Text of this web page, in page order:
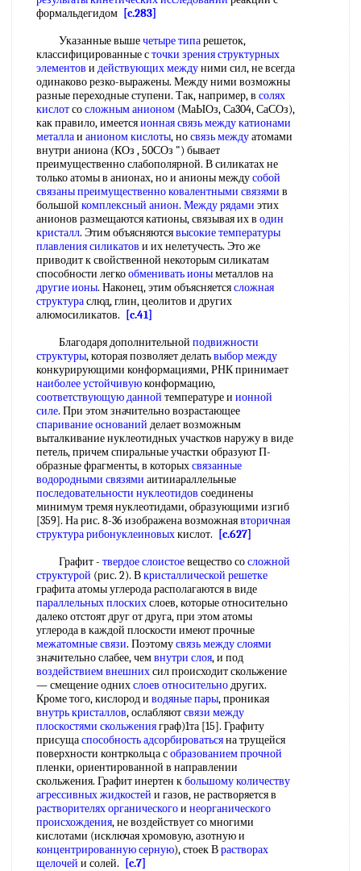
формальдегидом [c.283]
Указанные вышечетыре типарешеток,
классифицированные сточки зренияструктурных
элементов и действующих междуними сил, не всегда
одинаково резко-выражены. Между ними возможны
разные переходные ступени. Так, например, в солях
кислотсосложным анионом (МаЫОз, Са304, СаСОз),
как правило, имеетсяионная связь междукатионами
металлаи анионом кислоты, носвязь междуатомами
внутри аниона (КОз , 50СОз ") бывает
преимущественно слабополярной. В силикатах не
только атомы в анионах, но и анионы междусобой
связаны преимущественно ковалентными связями в
большой комплексный анион. Между рядами этих
анионов размещаются катионы, связывая их в один
кристалл. Этим объясняютсявысокие температуры
плавления силикатов и их нелетучесть. Это же
приводит к свойственной некоторым силикатам
способности легкообменивать ионыметаллов на
другие ионы. Наконец, этим объясняетсясложная
структураслюд, глин, цеолитов и других
алюмосиликатов.
[c.41]
Благодаря дополнительной подвижности
структуры, которая позволяет делатьвыбор между
конкурирующими конформациями, РНК принимает
наиболее устойчивуюконформацию,
соответствующую данной температуре и ионной
силе. При этом значительно возрастающее
спаривание оснований делает возможным
выталкивание нуклеотидных участков наружу в виде
петель, причем спиральные участки образуют П-
образные фрагменты, в которыхсвязанные
водородными связями аитииараллельные
последовательности нуклеотидов соединены
минимум тремя нуклеотидами, образующими изгиб
[359]. На рис. 8-36 изображена возможнаявторичная
структура рибонуклеиновыхкислот.
[c.627]
Графит - твердое слоистоевещество сосложной
структурой (рис. 2). Вкристаллической решетке
графита атомы углерода располагаются в виде
параллельных плоскихслоев, которые относительно
далеко отстоят друг от друга, при этом атомы
углерода в каждой плоскости имеют прочные
межатомные связи. Поэтомусвязь между слоями
значительно слабее, чемвнутри слоя, и под
воздействием внешнихсил происходит скольжение
— смещение однихслоев относительнодругих.
Кроме того, кислород и водяные пары, проникая
внутрь кристаллов, ослабляютсвязи между
плоскостями скольженияграф)1та [15]. Графиту
присущаспособность адсорбироватьсяна трущейся
поверхности контркольца собразованием прочной
пленки, ориентированной в направлении
скольжения. Графит инертен кбольшому количеству
агрессивных жидкостей и газов, не растворяется в
растворителях органическогои неорганического
происхождения, не воздействует со многими
кислотами (исключая хромовую, азотную и
концентрированную серную), стоек Врастворах
щелочей и солей.
[c.7]